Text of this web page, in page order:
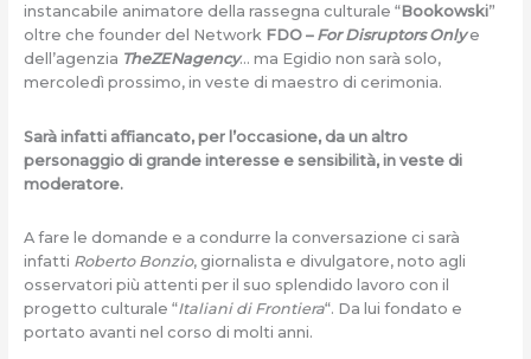
instancabile animatore della rassegna culturale “Bookowski”
oltre che founder del Network FDO – For Disruptors Onlye
dell’agenzia TheZENagency… ma Egidio non sarà solo,
mercoledì prossimo, in veste di maestro di cerimonia.
Sarà infatti affiancato, per l’occasione, da un altro
personaggio di grande interesse e sensibilità, in veste di
moderatore.
A fare le domande e a condurre la conversazione ci sarà
infatti Roberto Bonzio, giornalista e divulgatore, noto agli
osservatori più attenti per il suo splendido lavoro con il
progetto culturale “Italiani di Frontiera“. Da lui fondato e
portato avanti nel corso di molti anni.